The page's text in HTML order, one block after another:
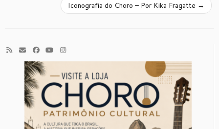
Iconografia do Choro – Por Kika Fragatte →